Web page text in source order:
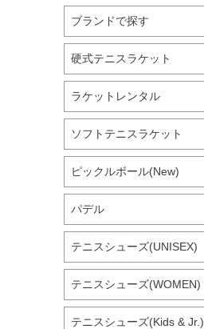
ブランドで探す
硬式テニスラケット
ラケットレンタル
ソフトテニスラケット
ピックルボール(New)
パデル
テニスシューズ(UNISEX)
テニスシューズ(WOMEN)
テニスシューズ(Kids & Jr.)